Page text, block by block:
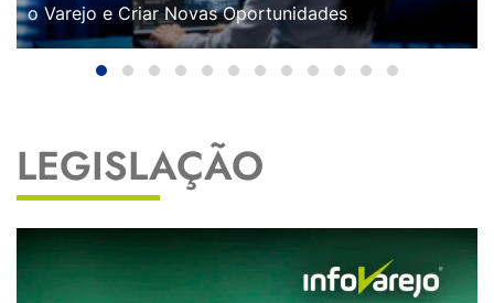
o Varejo e Criar Novas Oportunidades
LEGISLAÇÃO